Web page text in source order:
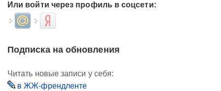
Или войти через профиль в соцсети:
Login with Mail.ruLogin with Яндекс
Подписка на обновления
Читать новые записи у себя:
в ЖЖ-френдленте